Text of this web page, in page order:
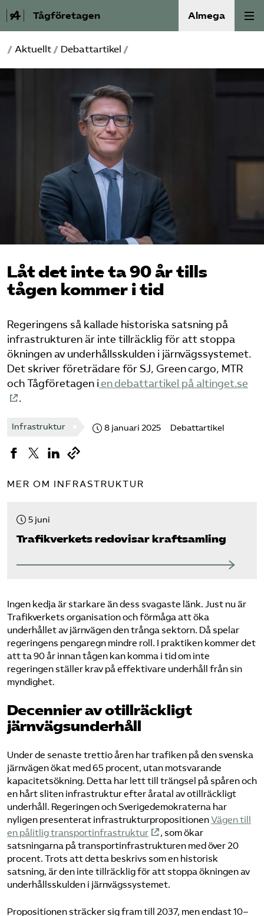
Tågföretagen Almega
Aktuellt
Reformagenda för järnvägen
Om oss
Kontakt
Mina sidor (almega.se)
Bli medlem
Logga in på Arbetsgivarguiden
Sök på tagforetagen.se
/ Aktuellt / Debattartikel /
Låt det inte ta 90 år tills
tågen kommer i tid
Regeringens så kallade historiska satsning på
infrastrukturen är inte tillräcklig för att stoppa
ökningen av underhållsskulden i järnvägssystemet.
Det skriver företrädare för SJ, Green cargo, MTR
och Tågföretagen ien debattartikel på altinget.se
.
Infrastruktur 8 januari 2025 Debattartikel
MER OM INFRASTRUKTUR
5 juni
Trafikverkets redovisar kraftsamling
Ingen kedja är starkare än dess svagaste länk. Just nu är
Trafikverkets organisation och förmåga att öka
underhållet av järnvägen den trånga sektorn. Då spelar
regeringens pengaregn mindre roll. I praktiken kommer det
att ta 90 år innan tågen kan komma i tid om inte
regeringen ställer krav på effektivare underhåll från sin
myndighet.
Decennier av otillräckligt
järnvägsunderhåll
Under de senaste trettio åren har trafiken på den svenska
järnvägen ökat med 65 procent, utan motsvarande
kapacitetsökning. Detta har lett till trängsel på spåren och
en hårt sliten infrastruktur efter åratal av otillräckligt
underhåll. Regeringen och Sverigedemokraterna har
nyligen presenterat infrastrukturpropositionenVägen till
en pålitlig transportinfrastruktur
, som ökar
satsningarna på transportinfrastrukturen med över 20
procent. Trots att detta beskrivs som en historisk
satsning, är den inte tillräcklig för att stoppa ökningen av
underhållsskulden i järnvägssystemet.
Propositionen sträcker sig fram till 2037, men endast 10–